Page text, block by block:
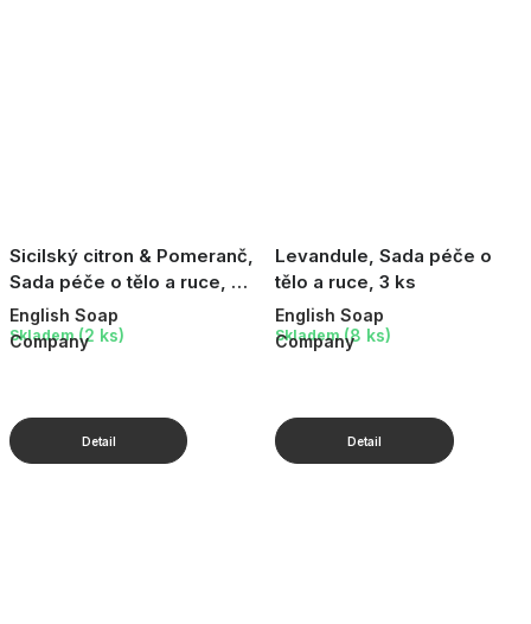
Sicilský citron & Pomeranč,
Sada péče o tělo a ruce, 3
ks
English Soap
Company
Skladem (2 ks)
Levandule, Sada péče o
tělo a ruce, 3 ks
English Soap
Company
Skladem (8 ks)